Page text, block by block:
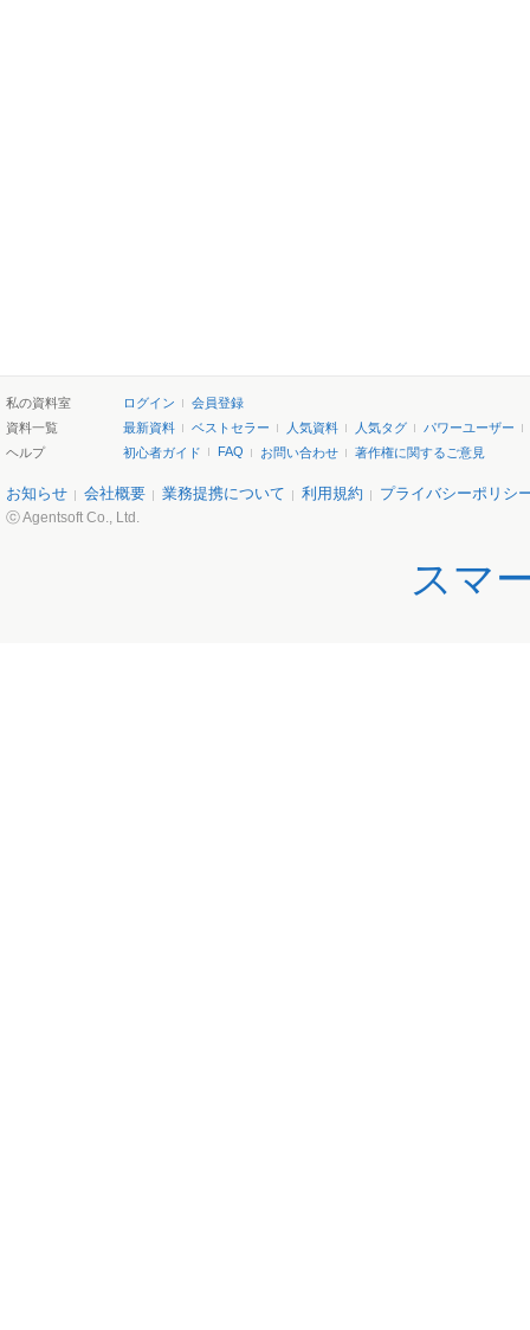
私の資料室 ログイン
会員登録
資料一覧
最新資料 ベストセラー 人気資料 人気タグ
パワーユーザー
ヘルプ
初心者ガイド FAQ お問い合わせ 著作権に関するご意見
お知らせ 会社概要 業務提携について 利用規約 プライバシーポリシ
ⓒ Agentsoft Co., Ltd.
スマ